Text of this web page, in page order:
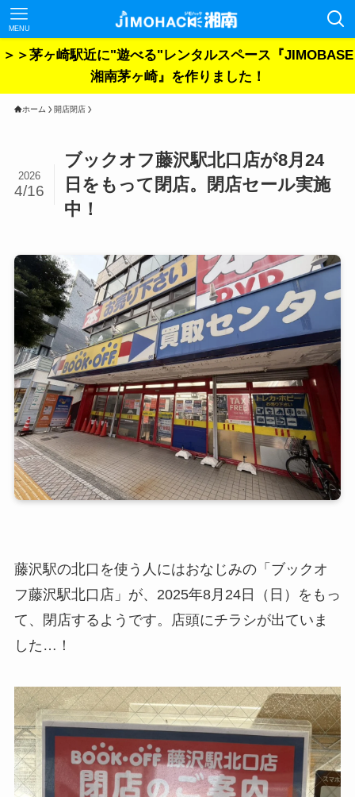
MENU
＞＞茅ヶ崎駅近に"遊べる"レンタルスペース『JIMOBASE
湘南茅ヶ崎』を作りました！
ホーム 開店閉店
ブックオフ藤沢駅北口店が8月24
日をもって閉店。閉店セール実施
中！
2026
4/16
藤沢駅の北口を使う人にはおなじみの「ブックオ
フ藤沢駅北口店」が、2025年8月24日（日）をもっ
て、閉店するようです。店頭にチラシが出ていま
した…！